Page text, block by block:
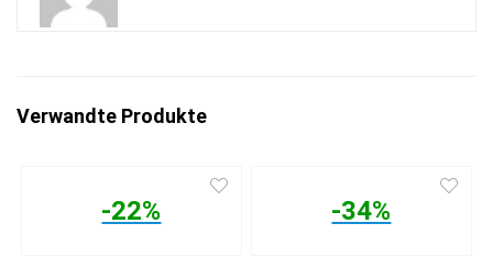
Verwandte Produkte
-22% -34%